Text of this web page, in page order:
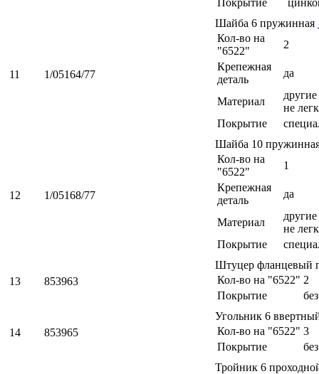
11 1/05164/77
Шайба 6 пружинная
Кол-во на
"6522"
2
Крепежная
деталь
да
Материал
не
Покрытие
12 1/05168/77
Шайба 10
Кол-во на
"6522"
1
Крепежная
деталь
да
Материал
не
Покрытие
13 853963
Штуцер фланцевый
Кол-во на "6522" 2
Покрытие
14 853965
Угольник 6
Кол-во на "6522" 3
Покрытие
Тройник 6